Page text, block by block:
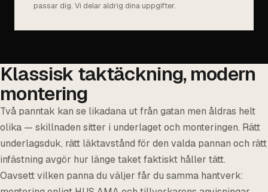
passar dig. Vi delar aldrig dina uppgifter.
Klassisk taktäckning, modern
montering
Två panntak kan se likadana ut från gatan men åldras helt
olika — skillnaden sitter i underlaget och monteringen. Rätt
underlagsduk, rätt läktavstånd för den valda pannan och rätt
infästning avgör hur länge taket faktiskt håller tätt.
Oavsett vilken panna du väljer får du samma hantverk: